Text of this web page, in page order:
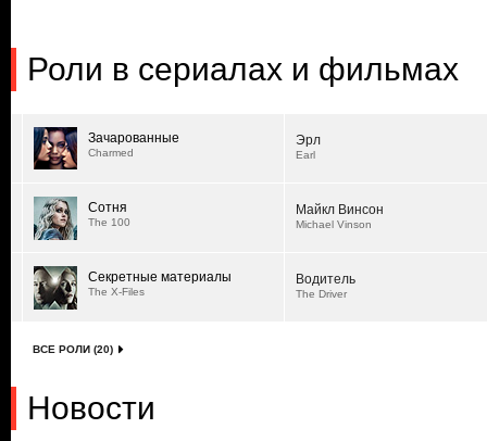
Роли в сериалах и фильмах
Зачарованные
Charmed
Эрл
Earl
Сотня
The 100
Майкл Винсон
Michael Vinson
Секретные материалы
The X-Files
Водитель
The Driver
ВСЕ РОЛИ (20)
Новости